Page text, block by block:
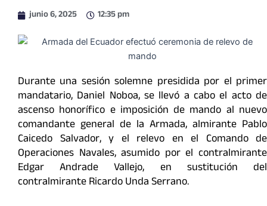
junio 6, 2025 12:35 pm
Durante una sesión solemne presidida por el primer
mandatario, Daniel Noboa, se llevó a cabo el acto de
ascenso honorífico e imposición de mando al nuevo
comandante general de la Armada, almirante Pablo
Caicedo Salvador, y el relevo en el Comando de
Operaciones Navales, asumido por el contralmirante
Edgar Andrade Vallejo, en sustitución del
contralmirante Ricardo Unda Serrano.